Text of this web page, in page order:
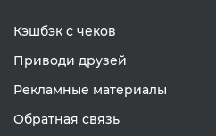
Кэшбэк с чеков
Приводи друзей
Рекламные материалы
Обратная связь